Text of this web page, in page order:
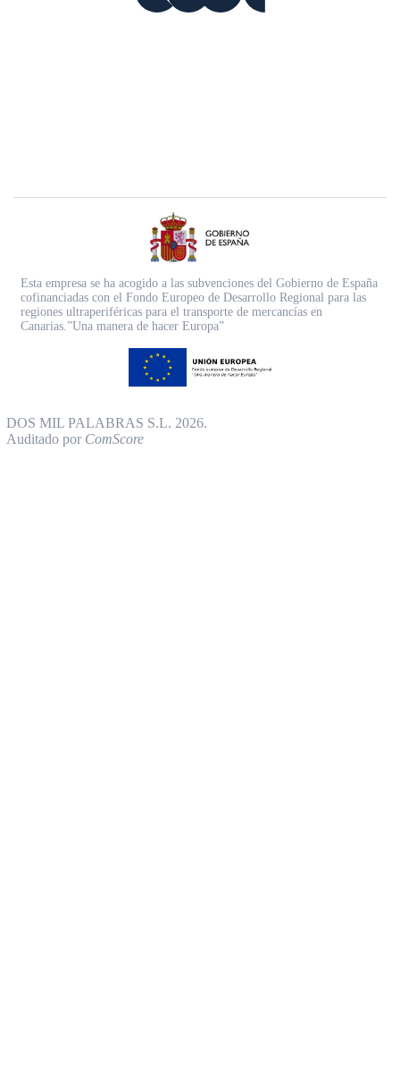
Esta empresa se ha acogido a las subvenciones del Gobierno de España
cofinanciadas con el Fondo Europeo de Desarrollo Regional para las
regiones ultraperiféricas para el transporte de mercancías en
Canarias.”Una manera de hacer Europa”
DOS MIL PALABRAS S.L. 2026.
Auditado por ComScore